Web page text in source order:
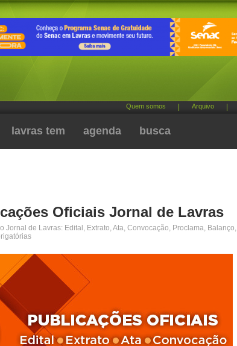
Quem somos Arquivo
lavras tem agenda busca
Oficiais Jornal de Lavras
Jornal de Lavras: Edital, Extrato, Ata, Convocação, Proclama, Balanço,